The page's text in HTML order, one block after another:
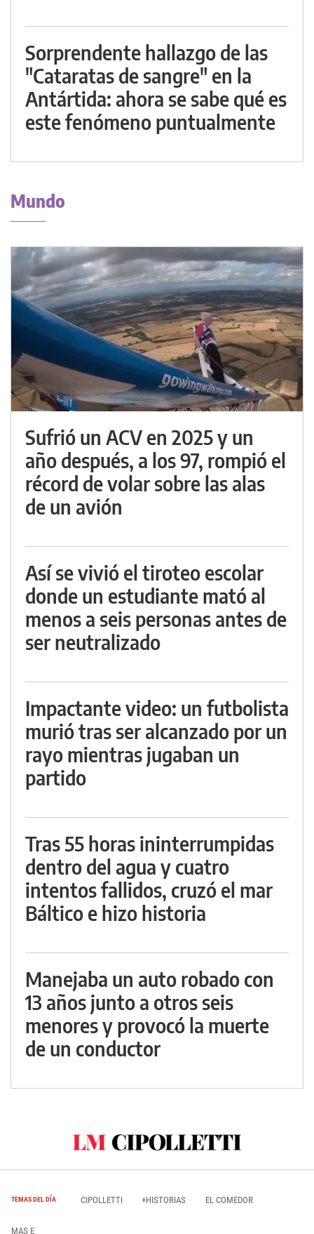
Sorprendente hallazgo de las
"Cataratas de sangre" en la
Antártida: ahora se sabe qué es
este fenómeno puntualmente
Mundo
Sufrió un ACV en 2025 y un
año después, a los 97, rompió el
récord de volar sobre las alas
de un avión
Así se vivió el tiroteo escolar
donde un estudiante mató al
menos a seis personas antes de
ser neutralizado
Impactante video: un futbolista
murió tras ser alcanzado por un
rayo mientras jugaban un
partido
Tras 55 horas ininterrumpidas
dentro del agua y cuatro
intentos fallidos, cruzó el mar
Báltico e hizo historia
Manejaba un auto robado con
13 años junto a otros seis
menores y provocó la muerte
de un conductor
TEMAS DEL DÍA CIPOLLETTI +HISTORIAS EL COMEDOR
MAS E